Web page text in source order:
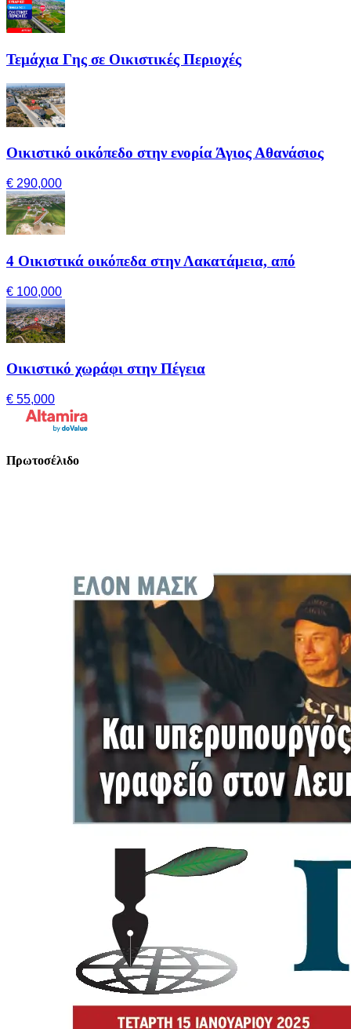
Τεμάχια Γης σε Οικιστικές Περιοχές
Οικιστικό οικόπεδο στην ενορία Άγιος Αθανάσιος
€ 290,000
4 Οικιστικά οικόπεδα στην Λακατάμεια, από
€ 100,000
Οικιστικό χωράφι στην Πέγεια
€ 55,000
Πρωτοσέλιδο